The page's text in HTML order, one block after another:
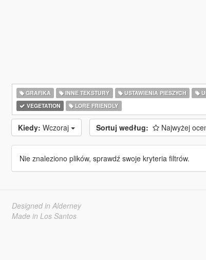
GRAFIKA INNE TEKSTURY USTAWIENIA PIESZYCH
VEGETATION
LORE FRIENDLY
Kiedy: Wczoraj Sortuj według: Najwyżej
Nie znaleziono plików, sprawdź swoje kryteria filtrów.
Designed in Alderney
Made in Los Santos